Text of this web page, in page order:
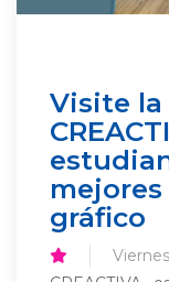
Visite
gráfico